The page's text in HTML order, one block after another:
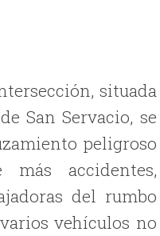
situada
San Servacio, se
peligroso
más accidentes,
del rumbo
vehículos no